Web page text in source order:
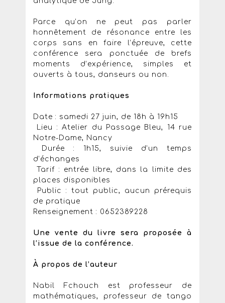
Parce qu’on ne peut pas parler
honnêtement de résonance entre les
corps sans en faire l’épreuve, cette
conférence sera ponctuée de brefs
moments d’expérience, simples et
ouverts à tous, danseurs ou non.
Informations pratiques
Date : samedi 27 juin, de 18h à 19h15
Lieu : Atelier du Passage Bleu, 14 rue
Notre-Dame, Nancy
Durée : 1h15, suivie d’un temps
d’échanges
Tarif : entrée libre, dans la limite des
places disponibles
Public : tout public, aucun prérequis
de pratique
Renseignement : 0652389228
Une vente du livre sera proposée à
l’issue de la conférence.
À propos de l’auteur
Nabil Fchouch est professeur de
mathématiques, professeur de tango